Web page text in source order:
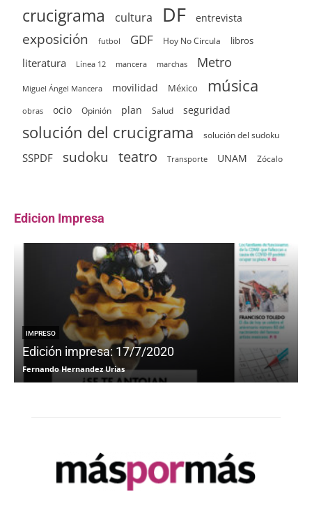
crucigrama cultura DF entrevista
exposición futbol GDF Hoy No Circula libros
literatura Línea 12 mancera marchas Metro
Miguel Ángel Mancera movilidad México música
obras ocio Opinión plan Salud seguridad
solución del crucigrama solución del sudoku
SSPDF sudoku teatro Transporte UNAM Zócalo
Edicion Impresa
IMPRESO
Edición impresa: 17/7/2020
Fernando Hernandez Urias